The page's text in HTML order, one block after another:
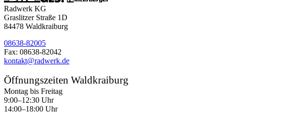
Radwerk KG
Graslitzer Straße 1D
84478 Waldkraiburg
08638-82005
Fax: 08638-82042
kontakt@radwerk.de
Öffnungszeiten Waldkraiburg
Montag bis Freitag
9:00–12:30 Uhr
14:00–18:00 Uhr